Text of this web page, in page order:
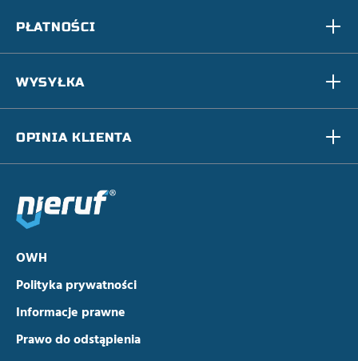
PŁATNOŚCI
WYSYŁKA
OPINIA KLIENTA
OWH
Polityka prywatności
Informacje prawne
Prawo do odstąpienia